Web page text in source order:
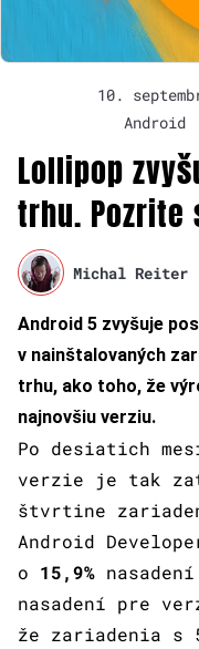
10.
Android
Lollipop
trhu. Pozrite
Michal Reiter
Android 5 zvyšuje
v nainštalovaných
trhu, ako toho, že
najnovšiu verziu.
Po desiatich
verzie je tak
štvrtine
Android
o 15,9%
nasadení pre
že zariadenia s